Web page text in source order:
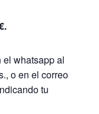
el whatsapp al
o en el correo
tu